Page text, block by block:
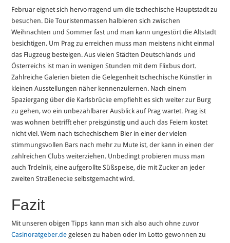
Februar eignet sich hervorragend um die tschechische Hauptstadt zu
besuchen. Die Touristenmassen halbieren sich zwischen
Weihnachten und Sommer fast und man kann ungestört die Altstadt
besichtigen. Um Prag zu erreichen muss man meistens nicht einmal
das Flugzeug besteigen. Aus vielen Städten Deutschlands und
Österreichs ist man in wenigen Stunden mit dem Flixbus dort.
Zahlreiche Galerien bieten die Gelegenheit tschechische Künstler in
kleinen Ausstellungen näher kennenzulernen. Nach einem
Spaziergang über die Karlsbrücke empfiehlt es sich weiter zur Burg
zu gehen, wo ein unbezahlbarer Ausblick auf Prag wartet. Prag ist
was wohnen betrifft eher preisgünstig und auch das Feiern kostet
nicht viel. Wem nach tschechischem Bier in einer der vielen
stimmungsvollen Bars nach mehr zu Mute ist, der kann in einen der
zahlreichen Clubs weiterziehen. Unbedingt probieren muss man
auch Trdelnik, eine aufgerollte Süßspeise, die mit Zucker an jeder
zweiten Straßenecke selbstgemacht wird.
Fazit
Mit unseren obigen Tipps kann man sich also auch ohne zuvor
Casinoratgeber.de gelesen zu haben oder im Lotto gewonnen zu